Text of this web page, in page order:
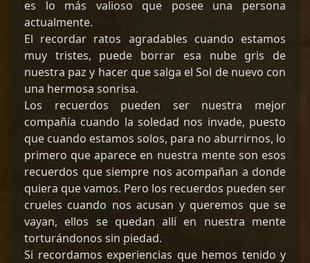
es lo más valioso que posee una persona
actualmente.
El recordar ratos agradables cuando estamos
muy tristes, puede borrar esa nube gris de
nuestra paz y hacer que salga el Sol de nuevo con
una hermosa sonrisa.
Los recuerdos pueden ser nuestra mejor
compañía cuando la soledad nos invade, puesto
que cuando estamos solos, para no aburrirnos, lo
primero que aparece en nuestra mente son esos
recuerdos que siempre nos acompañan a donde
quiera que vamos. Pero los recuerdos pueden ser
crueles cuando nos acusan y queremos que se
vayan, ellos se quedan allí en nuestra mente
torturándonos sin piedad.
Si recordamos experiencias que hemos tenido y